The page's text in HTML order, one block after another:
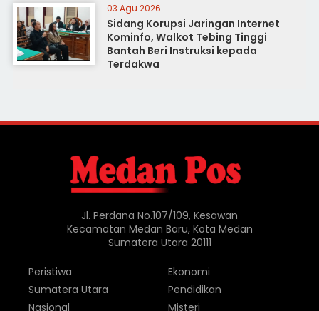
03 Agu 2026
Sidang Korupsi Jaringan Internet
Kominfo, Walkot Tebing Tinggi
Bantah Beri Instruksi kepada
Terdakwa
Jl. Perdana No.107/109, Kesawan
Kecamatan Medan Baru, Kota Medan
Sumatera Utara 20111
Peristiwa
Sumatera Utara
Nasional
Ekonomi
Pendidikan
Misteri